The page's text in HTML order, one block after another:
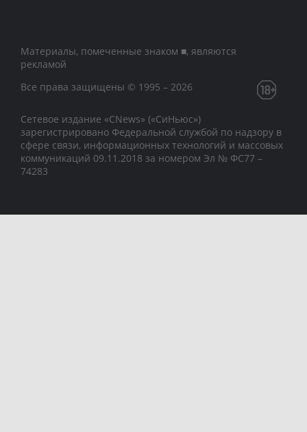
Материалы, помеченные знаком ■, являются
рекламой
Все права защищены © 1995 – 2026
Сетевое издание «CNews» («СиНьюс»)
зарегистрировано Федеральной службой по надзору в
сфере связи, информационных технологий и массовых
коммуникаций 09.11.2018 за номером Эл № ФС77 –
74283